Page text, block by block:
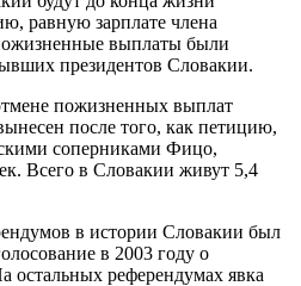
равную зарплате члена
выплаты были
президентов Словакии.
пожизненных выплат
после того, как петицию,
соперниками Фицо,
Всего в Словакии живут 5,4
в истории Словакии был
в 2003 году о
остальных референдумах явка